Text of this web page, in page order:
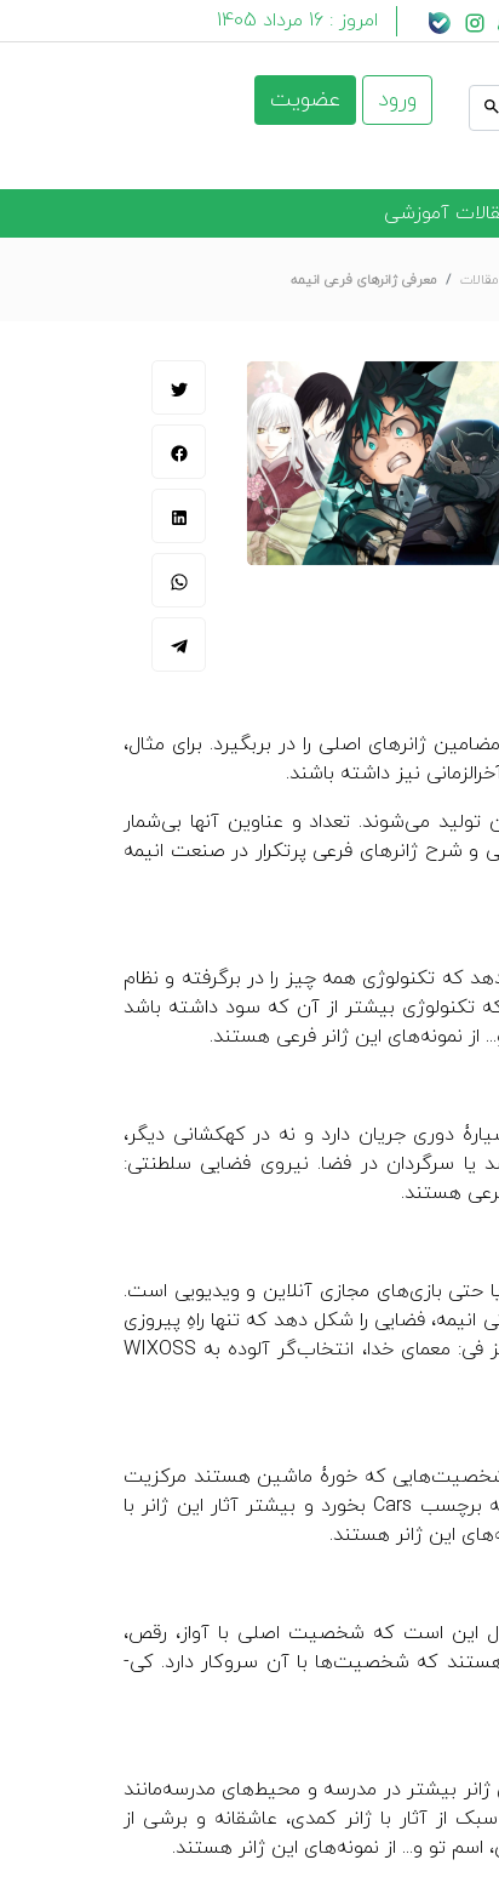
امروز : 16 مرداد 1405
ورود عضویت
آموزشی
مقالات معرفی ژانرهای فرعی انیمه
ژانرهای اصلی را در بربگیرد. برای مثال،
نیز داشته باشند.
می‌شوند. تعداد و عناوین آنها بی‌شمار
و شرح ژانرهای فرعی پرتکرار در صنعت انیمه
که تکنولوژی همه چیز را در برگرفته و نظام
تکنولوژی بیشتر از آن که سود داشته باشد
از نمونه‌های این ژانر فرعی هستند.
دوری جریان دارد و نه در کهکشانی دیگر،
سرگردان در فضا. نیروی فضایی سلطنتی:
فرعی هستند.
حتی بازی‌های مجازی آنلاین و ویدیویی است.
فضایی را شکل دهد که تنها راهِ پیروزی
و پیشرفتِ شخصیتِ اصلی بازی‌کردن باشد. یو-گی-او، هنر شمشیرزنی آنلاین، مغز فی: معمای خدا، انتخاب‌گر آلوده به WIXOSS
شخصیت‌هایی که خورۀ ماشین هستند مرکزیت
دارند. البته تمایل یک شخصیت و علاقۀ او به ماشین دلیل نمی‌شود که یک انیمه برچسب Cars بخورد و بیشتر آثار این ژانر با
این است که شخصیت اصلی با آواز، رقص،
هستند که شخصیت‌ها با آن سروکار دارد. کی-
بیشتر در مدرسه و محیط‌های مدرسه‌مانند
از آثار با ژانر کمدی، عاشقانه و برشی از
تو و... از نمونه‌های این ژانر هستند.